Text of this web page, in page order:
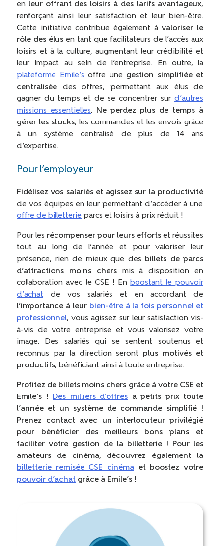
en leur offrant des loisirs à des tarifs avantageux,
renforçant ainsi leur satisfaction et leur bien-être.
Cette initiative contribue également àvaloriser le
rôle des élus en tant que facilitateurs de l’accès aux
loisirs et à la culture, augmentant leur crédibilité et
leur impact au sein de l’entreprise. En outre, la
plateforme Emile’s offre une gestion simplifiée et
centralisée des offres, permettant aux élus de
gagner du temps et de se concentrer sur d’autres
missions essentielles.
Ne perdez plus de temps à
gérer les stocks, les commandes et les envois grâce
à un système centralisé de plus de 14 ans
d’expertise.
Pour l’employeur
Fidélisez vos salariés et agissez sur la productivité
de vos équipes en leur permettant d’accéder à une
offre de billetterie parcs et loisirs à prix réduit !
Pour les récompenser pour leurs efforts et réussites
tout au long de l’année et pour valoriser leur
présence, rien de mieux que des
billets de parcs
d’attractions moins chersmis à disposition en
collaboration avec le CSE ! En boostant le pouvoir
d’achat de vos salariés et en accordant de
l’importance à leur bien-être à la fois personnel et
professionnel, vous agissez sur leur satisfaction vis-
à-vis de votre entreprise et vous valorisez votre
image. Des salariés qui se sentent soutenus et
reconnus par la direction serontplus motivés et
productifs, bénéficiant ainsi à toute entreprise.
Profitez de billets moins chers grâce à votre CSE et
Emile’s !
Des milliers d’offres à petits prix toute
l’année et un système de commande simplifié !
Prenez contact avec un interlocuteur privilégié
pour bénéficier des meilleurs bons plans et
faciliter votre gestion de la billetterie ! Pour les
amateurs de cinéma, découvrez également la
billetterie remisée CSE cinéma et boostez votre
pouvoir d’achat grâce à Emile’s !